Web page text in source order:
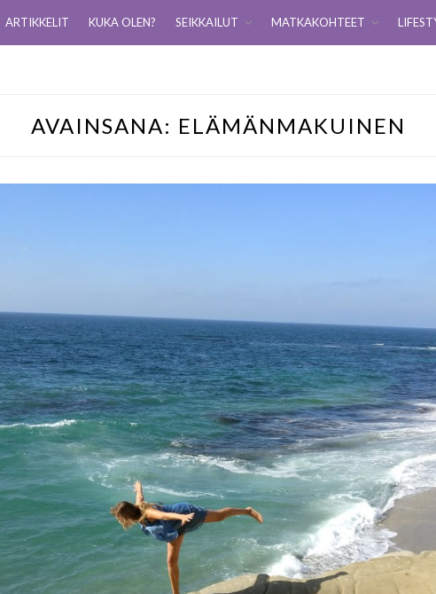
ARTIKKELIT KUKA OLEN? SEIKKAILUT MATKAKOHTEET
AVAINSANA: ELÄMÄNMAKUINEN